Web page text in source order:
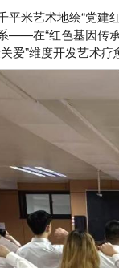
平米艺术地绘“党建
——在“红色基因传
爱”维度开发艺术